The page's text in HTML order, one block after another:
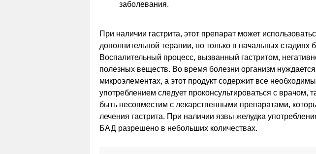
заболевания.
При наличии гастрита, этот препарат может
дополнительной терапии, но только в начальных стадиях
Воспалительный процесс, вызванный гастритом,
полезных веществ. Во время болезни организм
микроэлементах, а этот продукт содержит все
употреблением следует проконсультироваться с врачом,
быть несовместим с лекарственными препаратами,
лечения гастрита. При наличии язвы желудка
БАД разрешено в небольших количествах.